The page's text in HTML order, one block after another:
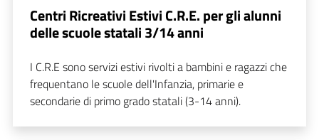
Centri Ricreativi Estivi C.R.E. per gli alunni
delle scuole statali 3/14 anni
I C.R.E sono servizi estivi rivolti a bambini e ragazzi che
frequentano le scuole dell'Infanzia, primarie e
secondarie di primo grado statali (3-14 anni).